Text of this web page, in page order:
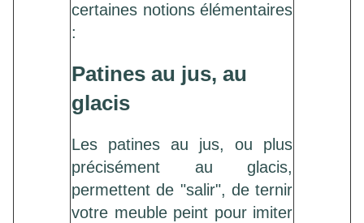
certaines notions élémentaires
:
Patines au jus, au
glacis
Les patines au jus, ou plus
précisément au glacis,
permettent de "salir", de ternir
votre meuble peint pour imiter